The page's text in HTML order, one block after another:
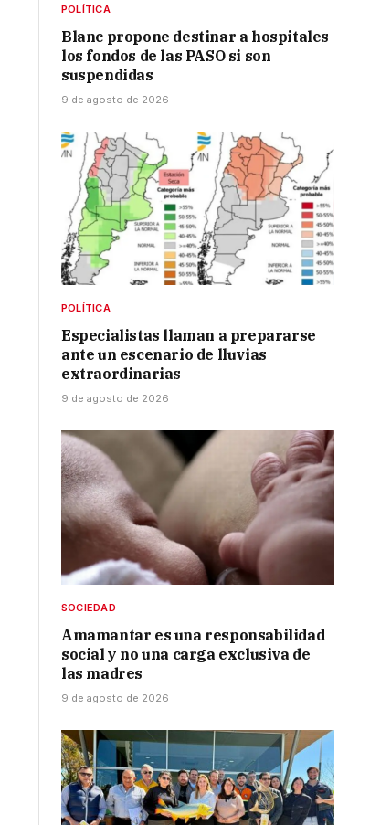
POLÍTICA
Blanc propone destinar a hospitales
los fondos de las PASO si son
suspendidas
9 de agosto de 2026
POLÍTICA
Especialistas llaman a prepararse
ante un escenario de lluvias
extraordinarias
9 de agosto de 2026
SOCIEDAD
Amamantar es una responsabilidad
social y no una carga exclusiva de
las madres
9 de agosto de 2026